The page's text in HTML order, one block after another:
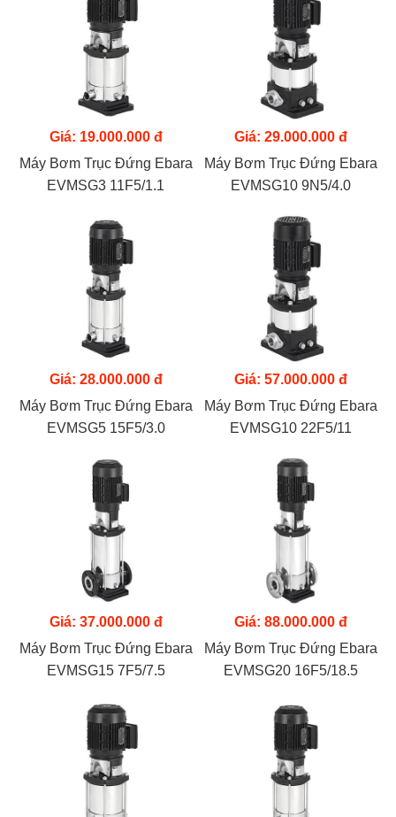
Giá: 19.000.000 đ
Máy Bơm Trục Đứng Ebara
EVMSG3 11F5/1.1
Giá: 29.000.000 đ
Máy Bơm Trục Đứng Ebara
EVMSG10 9N5/4.0
Giá: 28.000.000 đ
Máy Bơm Trục Đứng Ebara
EVMSG5 15F5/3.0
Giá: 57.000.000 đ
Máy Bơm Trục Đứng Ebara
EVMSG10 22F5/11
Giá: 37.000.000 đ
Máy Bơm Trục Đứng Ebara
EVMSG15 7F5/7.5
Giá: 88.000.000 đ
Máy Bơm Trục Đứng Ebara
EVMSG20 16F5/18.5